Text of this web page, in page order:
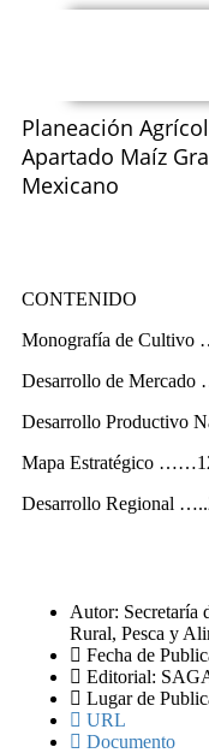
Planeación
Apartado Maíz
Mexicano
CONTENIDO
Monografía de Cultivo
Desarrollo de Mercado
Desarrollo Productivo
Mapa Estratégico
Desarrollo Regional
Autor: Secretaría
Rural, Pesca y
Fecha de
Editorial:
Lugar de
URL
Documento